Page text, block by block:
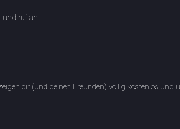
und ruf an.
dir (und deinen Freunden) völlig kostenlos und